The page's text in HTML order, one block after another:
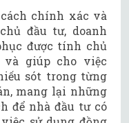
chính xác và
đầu tư, doanh
được tính chủ
và giúp cho việc
sót trong từng
mang lại những
để nhà đầu tư có